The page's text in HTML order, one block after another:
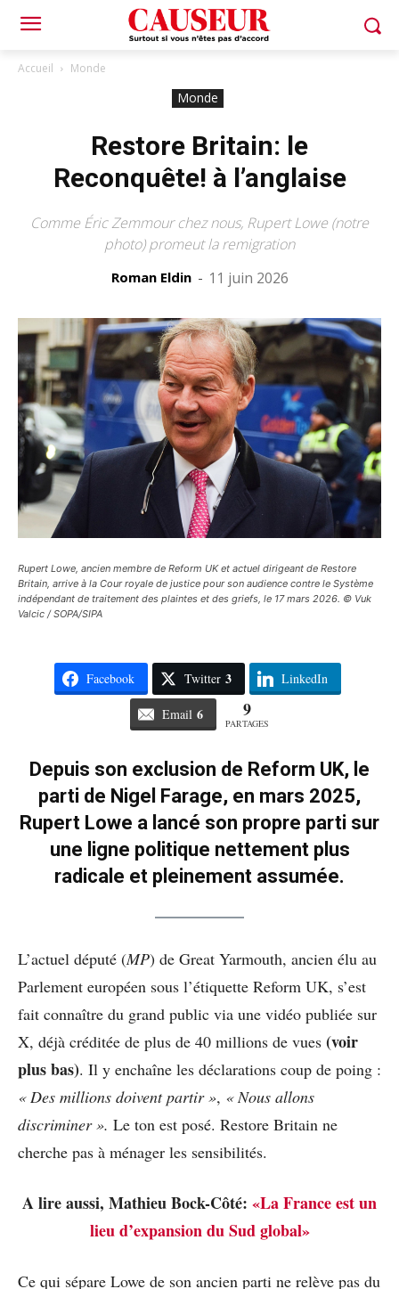
Accueil Monde
Monde
Restore Britain: le
Reconquête! à l’anglaise
Comme Éric Zemmour chez nous, Rupert Lowe (notre
photo) promeut la remigration
Roman Eldin - 11 juin 2026
Rupert Lowe, ancien membre de Reform UK et actuel dirigeant de Restore
Britain, arrive à la Cour royale de justice pour son audience contre le Système
indépendant de traitement des plaintes et des griefs, le 17 mars 2026. © Vuk
Valcic / SOPA/SIPA
Facebook Twitter 3 LinkedIn
Email 6 9
PARTAGES
Depuis son exclusion de Reform UK, le
parti de Nigel Farage, en mars 2025,
Rupert Lowe a lancé son propre parti sur
une ligne politique nettement plus
radicale et pleinement assumée.
L’actuel député (MP) de Great Yarmouth, ancien élu au
Parlement européen sous l’étiquette Reform UK, s’est
fait connaître du grand public via une vidéo publiée sur
X, déjà créditée de plus de 40 millions de vues (voir
plus bas). Il y enchaîne les déclarations coup de poing :
« Des millions doivent partir », « Nous allons
discriminer ». Le ton est posé. Restore Britain ne
cherche pas à ménager les sensibilités.
A lire aussi, Mathieu Bock-Côté: «La France est un
lieu d’expansion du Sud global»
Ce qui sépare Lowe de son ancien parti ne relève pas du